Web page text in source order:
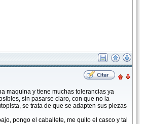
maquina y tiene muchas tolerancias ya
sin pasarse claro, con que no la
se trata de que se adapten sus piezas
pongo el caballete, me quito el casco y tal